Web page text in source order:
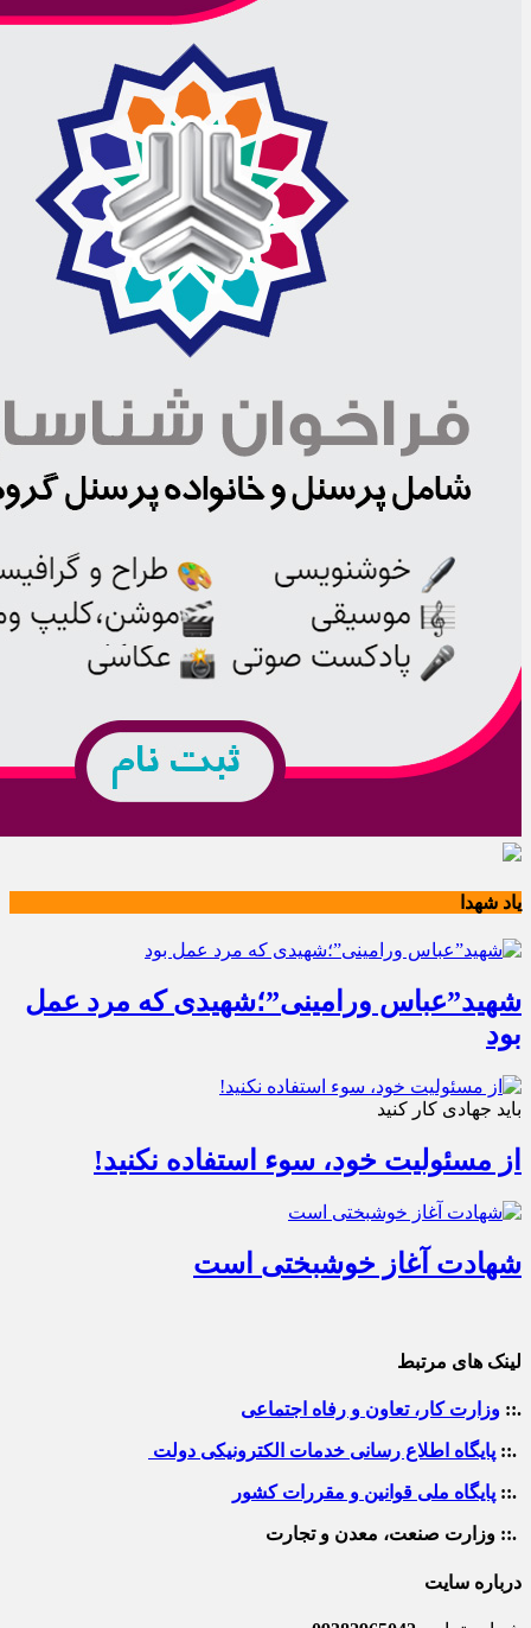
یاد شهدا
شهید”عباس ورامینی”؛شهیدی که مرد عمل
بود
باید جهادی کار کنید
از مسئولیت خود، سوء استفاده نکنید!
شهادت آغاز خوشبختی است
لینک های مرتبط
.:: وزارت کار، تعاون و رفاه اجتماعی
.:: پایگاه اطلاع رسانی خدمات الکترونیکی دولت
.:: پایگاه ملی قوانین و مقررات کشور
.:: وزارت صنعت، معدن و تجارت
درباره سایت